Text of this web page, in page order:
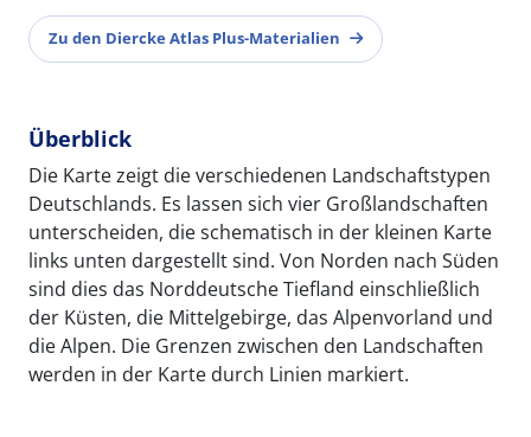
Zu den Diercke Atlas Plus-Materialien
Überblick
Die Karte zeigt die verschiedenen Landschaftstypen
Deutschlands. Es lassen sich vier Großlandschaften
unterscheiden, die schematisch in der kleinen Karte
links unten dargestellt sind. Von Norden nach Süden
sind dies das Norddeutsche Tiefland einschließlich
der Küsten, die Mittelgebirge, das Alpenvorland und
die Alpen. Die Grenzen zwischen den Landschaften
werden in der Karte durch Linien markiert.